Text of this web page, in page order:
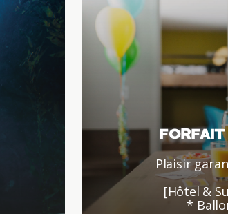
Plaisir
[Hôtel &
*